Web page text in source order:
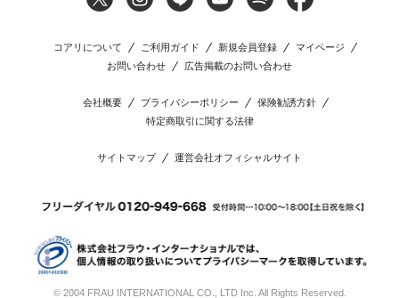
コアリについて ご利用ガイド 新規会員登録
マイページ
お問い合わせ
広告掲載のお問い合わせ
会社概要 プライバシーポリシー
保険勧誘方針
特定商取引に関する法律
サイトマップ 運営会社オフィシャルサイト
© 2004 FRAU INTERNATIONAL CO., LTD Inc. All Rights Reserved.